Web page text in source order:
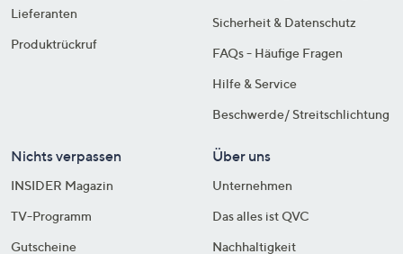
Lieferanten
Produktrückruf
Sicherheit & Datenschutz
FAQs - Häufige Fragen
Hilfe & Service
Beschwerde/ Streitschlichtung
Nichts verpassen
INSIDER Magazin
TV-Programm
Gutscheine
Über uns
Unternehmen
Das alles ist QVC
Nachhaltigkeit